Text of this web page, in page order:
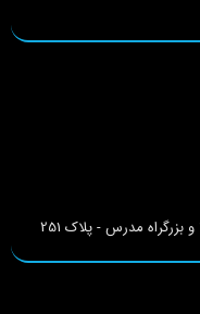
تهران- خیابان ظفر - بین بلوار نلسون ماندلا و بزرگراه مدرس - پلاک 251